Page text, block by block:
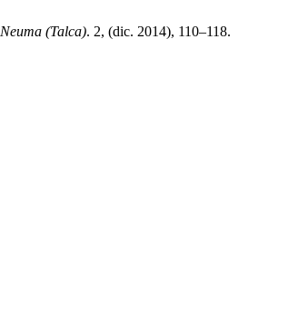
Neuma (Talca). 2, (dic. 2014), 110–118.